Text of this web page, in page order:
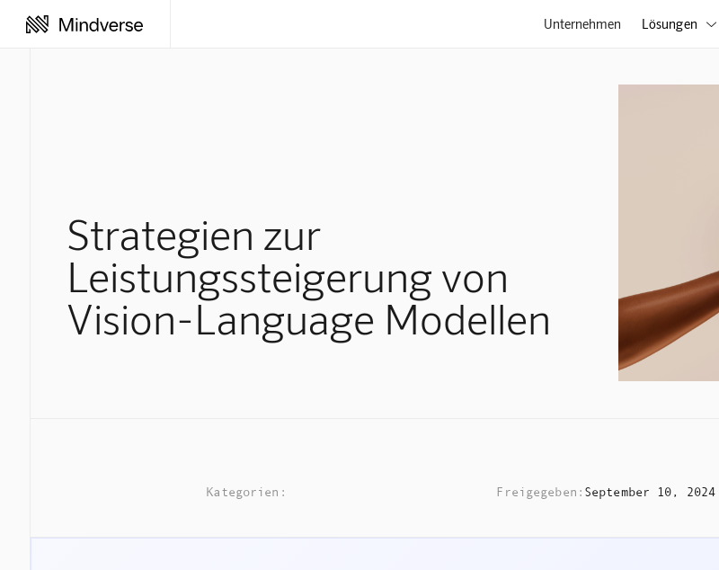
Unternehmen Lösungen 
Strategien zur
Leistungssteigerung von
Vision-Language Modellen
Kategorien: Freigegeben: September 10, 2024